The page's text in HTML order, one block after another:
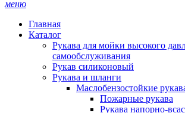
меню
Главная
Каталог
Рукава для мойки высокого
самообслуживания
Рукав силиконовый
Рукава и шланги
Маслобензостойкие
Пожарные рукава
Рукава напорно-